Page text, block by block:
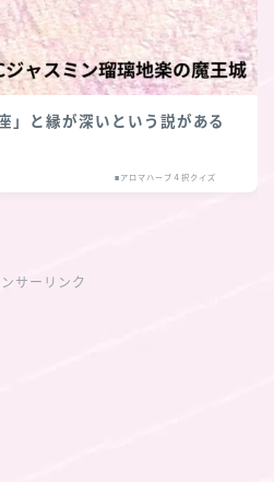
」と縁が深いという説がある
■アロマハーブ４択クイズ
サーリンク